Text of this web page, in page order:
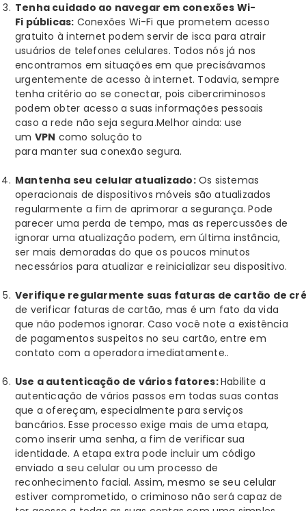
Tenha cuidado ao navegar em conexões Wi-
Fi públicas: Conexões Wi-Fi que prometem acesso
gratuito à internet podem servir de isca para atrair
usuários de telefones celulares. Todos nós já nos
encontramos em situações em que precisávamos
urgentemente de acesso à internet. Todavia, sempre
tenha critério ao se conectar, pois cibercriminosos
podem obter acesso a suas informações pessoais
caso a rede não seja segura.Melhor ainda: use
um VPN como solução to
para manter sua conexão segura.
Mantenha seu celular atualizado:Os sistemas
operacionais de dispositivos móveis são atualizados
regularmente a fim de aprimorar a segurança. Pode
parecer uma perda de tempo, mas as repercussões de
ignorar uma atualização podem, em última instância,
ser mais demoradas do que os poucos minutos
necessários para atualizar e reinicializar seu dispositivo.
Verifique regularmente suas faturas de cartão de
de verificar faturas de cartão, mas é um fato da vida
que não podemos ignorar. Caso você note a existência
de pagamentos suspeitos no seu cartão, entre em
contato com a operadora imediatamente..
Use a autenticação de vários fatores:Habilite a
autenticação de vários passos em todas suas contas
que a ofereçam, especialmente para serviços
bancários. Esse processo exige mais de uma etapa,
como inserir uma senha, a fim de verificar sua
identidade. A etapa extra pode incluir um código
enviado a seu celular ou um processo de
reconhecimento facial. Assim, mesmo se seu celular
estiver comprometido, o criminoso não será capaz de